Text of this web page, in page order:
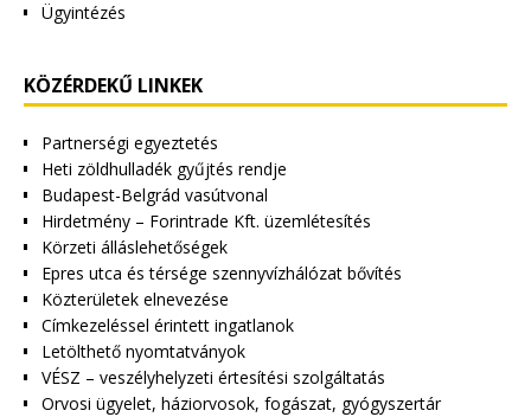
Ügyintézés
KÖZÉRDEKŰ LINKEK
Partnerségi egyeztetés
Heti zöldhulladék gyűjtés rendje
Budapest-Belgrád vasútvonal
Hirdetmény – Forintrade Kft. üzemlétesítés
Körzeti álláslehetőségek
Epres utca és térsége szennyvízhálózat bővítés
Közterületek elnevezése
Címkezeléssel érintett ingatlanok
Letölthető nyomtatványok
VÉSZ – veszélyhelyzeti értesítési szolgáltatás
Orvosi ügyelet, háziorvosok, fogászat, gyógyszertár